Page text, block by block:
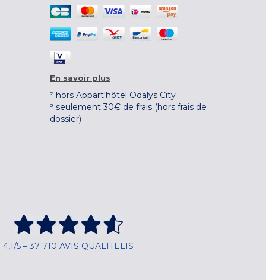
En savoir plus
² hors Appart'hôtel Odalys City
³ seulement 30€ de frais (hors frais de
dossier)
4,1/5 – 37 710 AVIS QUALITELIS